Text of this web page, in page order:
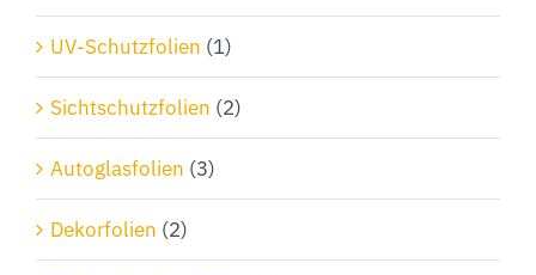
UV-Schutzfolien (1)
Sichtschutzfolien (2)
Autoglasfolien (3)
Dekorfolien (2)